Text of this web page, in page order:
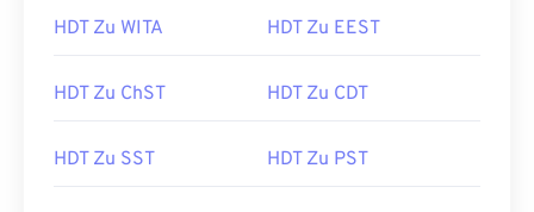
HDT Zu WITA HDT Zu EEST
HDT Zu ChST HDT Zu CDT
HDT Zu SST HDT Zu PST